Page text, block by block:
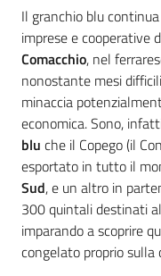
Introduzione
Il granchio blu
imprese e cooperative
Comacchio, nel
nonostante mesi
minaccia
economica. Sono,
blu che il Copego (il
esportato in tutto il
Sud, e un altro in
300 quintali destinati
imparando a scoprire
congelato proprio sulla